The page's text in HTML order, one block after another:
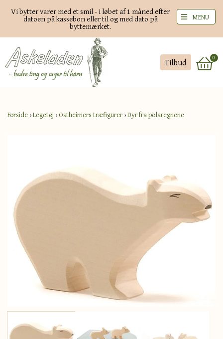
Vi bytter varer med et smil - i løbet af 1 måned efter
datoen på kassebon eller til og med dato på
byttemærket.
Tilbud 0
MENU
Forside ›Legetøj › Ostheimers træfigurer ›Dyr fra polaregnene